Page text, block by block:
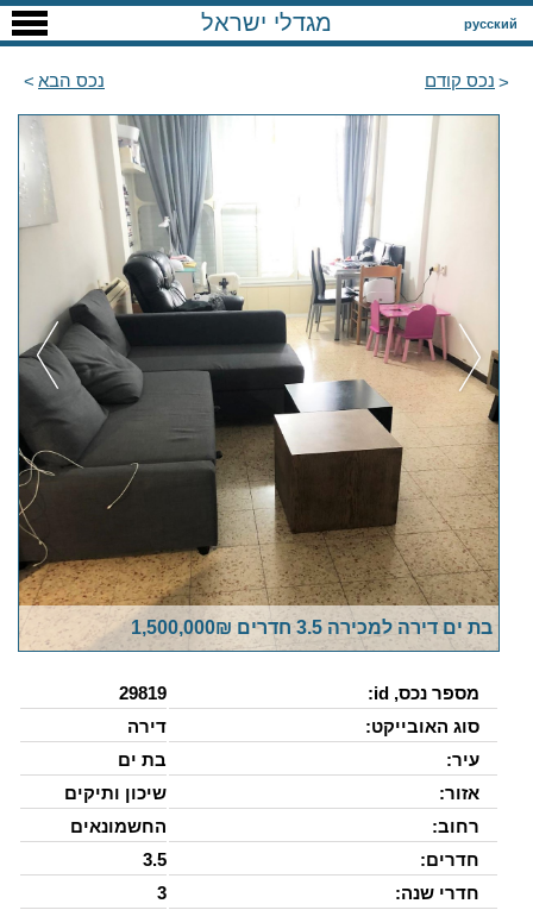
русский מגדלי ישראל
נכס קודם נכס הבא
בת ים דירה למכירה 3.5 חדרים 1,500,000₪
מספר נכס, id:
29819
סוג האובייקט:
דירה
עיר:
בת ים
אזור:
שיכון ותיקים
רחוב:
החשמונאים
חדרים:
3.5
חדרי שנה:
3